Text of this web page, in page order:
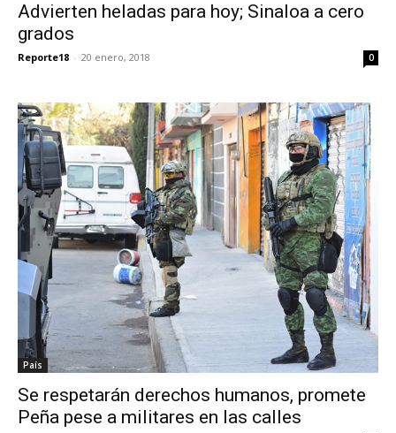
Advierten heladas para hoy; Sinaloa a cero
grados
Reporte18 - 20 enero, 2018 0
País
Se respetarán derechos humanos, promete
Peña pese a militares en las calles